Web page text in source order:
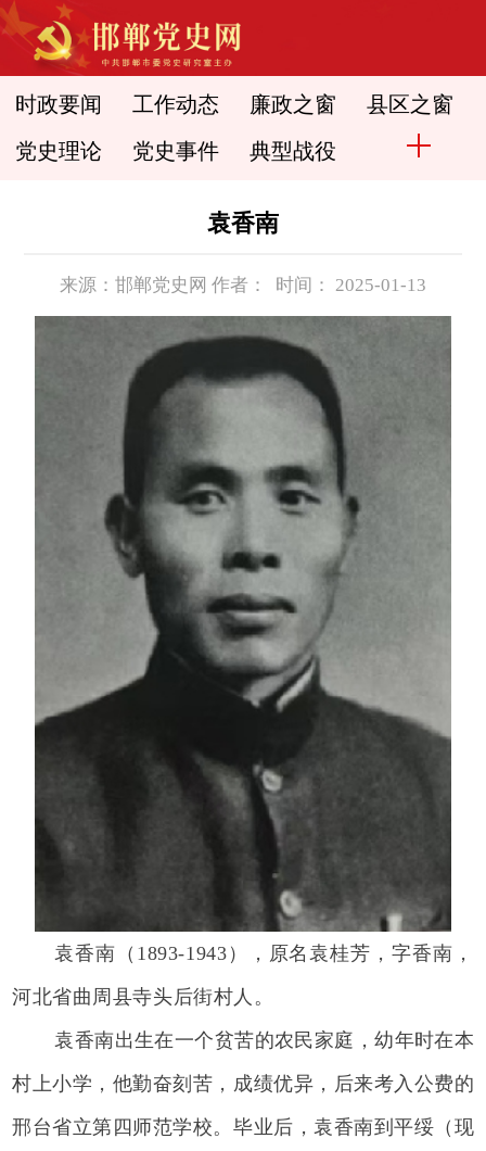
时政要闻 工作动态 廉政之窗 县区之窗
党史理论 党史事件 典型战役
袁香南
来源：邯郸党史网 作者： 时间： 2025-01-13
袁香南（1893-1943），原名袁桂芳，字香南，
河北省曲周县寺头后街村人。
袁香南出生在一个贫苦的农民家庭，幼年时在本
村上小学，他勤奋刻苦，成绩优异，后来考入公费的
邢台省立第四师范学校。毕业后，袁香南到平绥（现